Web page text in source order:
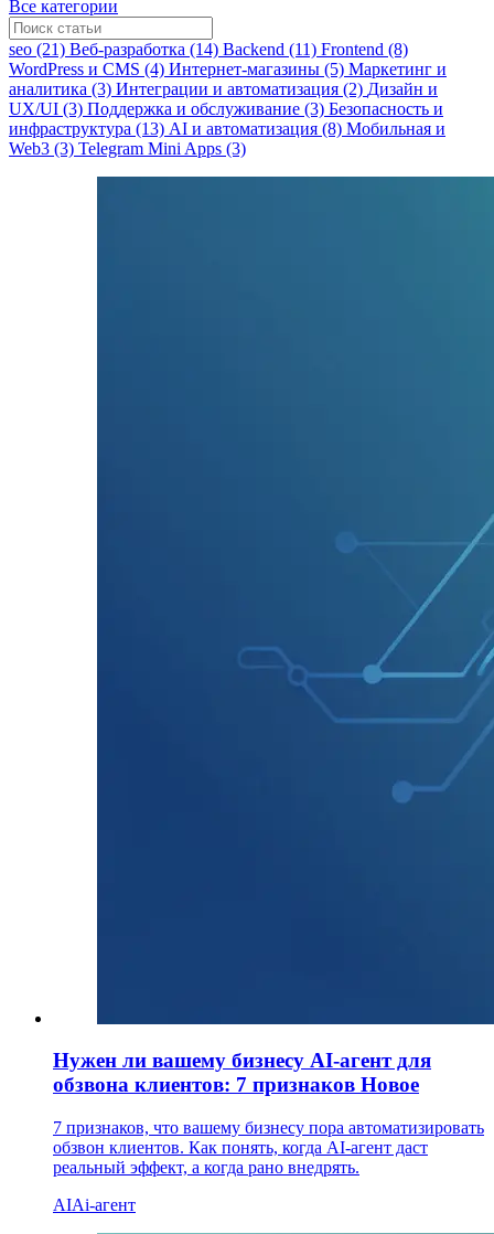
Все категории
seo (21) Веб-разработка (14) Backend (11) Frontend (8)
WordPress и CMS (4) Интернет-магазины (5) Маркетинг и
аналитика (3) Интеграции и автоматизация (2) Дизайн и
UX/UI (3) Поддержка и обслуживание (3) Безопасность и
инфраструктура (13) AI и автоматизация (8) Мобильная и
Web3 (3) Telegram Mini Apps (3)
Нужен ли вашему бизнесу AI-агент для
обзвона клиентов: 7 признаков Новое
7 признаков, что вашему бизнесу пора автоматизировать
обзвон клиентов. Как понять, когда AI-агент даст
реальный эффект, а когда рано внедрять.
AIAi-агент